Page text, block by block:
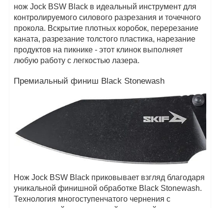
нож Jock BSW Black в идеальный инструмент для
контролируемого силового разрезания и точечного
прокола. Вскрытие плотных коробок, перерезание
каната, разрезание толстого пластика, нарезание
продуктов на пикнике - этот клинок выполняет
любую работу с легкостью лазера.
Премиальный финиш Black Stonewash
Нож Jock BSW Black приковывает взгляд благодаря
уникальной финишной обработке Black Stonewash.
Технология многоступенчатого чернения с